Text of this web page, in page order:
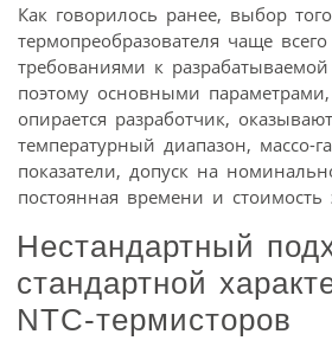
Как говорилось ранее, выбор
термопреобразователя чаще
требованиями к
поэтому основными
опирается разработчик,
температурный диапазон, массо-
показатели, допуск на
постоянная времени и стоимость
Нестандартный
стандартной
NTC-термисторов